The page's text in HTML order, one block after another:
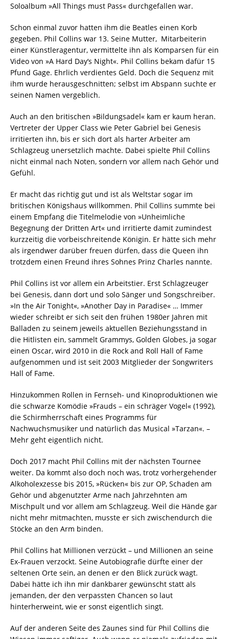
Soloalbum »All Things must Pass« durchgefallen war.
Schon einmal zuvor hatten ihm die Beatles einen Korb
gegeben. Phil Collins war 13. Seine Mutter, Mitarbeiterin
einer Künstleragentur, vermittelte ihn als Komparsen für ein
Video von »A Hard Day‘s Night«. Phil Collins bekam dafür 15
Pfund Gage. Ehrlich verdientes Geld. Doch die Sequenz mit
ihm wurde herausgeschnitten; selbst im Abspann suchte er
seinen Namen vergeblich.
Auch an den britischen »Bildungsadel« kam er kaum heran.
Vertreter der Upper Class wie Peter Gabriel bei Genesis
irritierten ihn, bis er sich dort als harter Arbeiter am
Schlagzeug unersetzlich machte. Dabei spielte Phil Collins
nicht einmal nach Noten, sondern vor allem nach Gehör und
Gefühl.
Er macht das richtig gut und ist als Weltstar sogar im
britischen Königshaus willkommen. Phil Collins summte bei
einem Empfang die Titelmelodie von »Unheimliche
Begegnung der Dritten Art« und irritierte damit zumindest
kurzzeitig die vorbeischreitende Königin. Er hätte sich mehr
als irgendwer darüber freuen dürfen, dass die Queen ihn
trotzdem einen Freund ihres Sohnes Prinz Charles nannte.
Phil Collins ist vor allem ein Arbeitstier. Erst Schlagzeuger
bei Genesis, dann dort und solo Sänger und Songschreiber.
»In the Air Tonight«, »Another Day in Paradise« … Immer
wieder schreibt er sich seit den frühen 1980er Jahren mit
Balladen zu seinem jeweils aktuellen Beziehungsstand in
die Hitlisten ein, sammelt Grammys, Golden Globes, ja sogar
einen Oscar, wird 2010 in die Rock and Roll Hall of Fame
aufgenommen und ist seit 2003 Mitglieder der Songwriters
Hall of Fame.
Hinzukommen Rollen in Fernseh- und Kinoproduktionen wie
die schwarze Komödie »Frauds – ein schräger Vogel« (1992),
die Schirmherrschaft eines Programms für
Nachwuchsmusiker und natürlich das Musical »Tarzan«. –
Mehr geht eigentlich nicht.
Doch 2017 macht Phil Collins mit der nächsten Tournee
weiter. Da kommt also doch noch was, trotz vorhergehender
Alkoholexzesse bis 2015, »Rücken« bis zur OP, Schaden am
Gehör und abgenutzter Arme nach Jahrzehnten am
Mischpult und vor allem am Schlagzeug. Weil die Hände gar
nicht mehr mitmachten, musste er sich zwischendurch die
Stöcke an den Arm binden.
Phil Collins hat Millionen verzückt – und Millionen an seine
Ex-Frauen verzockt. Seine Autobiografie dürfte einer der
seltenen Orte sein, an denen er den Blick zurück wagt.
Dabei hätte ich ihn mir dankbarer gewünscht statt als
jemanden, der den verpassten Chancen so laut
hinterherweint, wie er sonst eigentlich singt.
Auf der anderen Seite des Zaunes sind für Phil Collins die